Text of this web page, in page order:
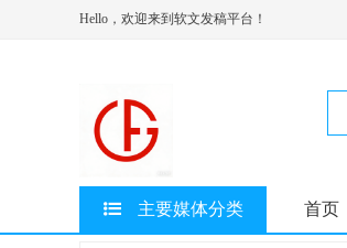
Hello，欢迎来到软文发稿平台！
主要媒体分类 首页